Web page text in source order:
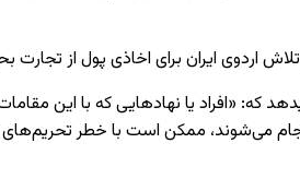
اردوی ایران برای اخاذی پول از
که: «افراد یا نهادهایی که با این
می‌شوند، ممکن است با خطر